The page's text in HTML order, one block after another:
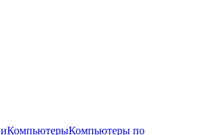
КомпьютерыКомпьютеры по